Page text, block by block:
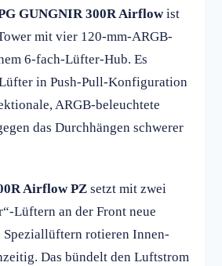
GUNGNIR 300R Airflowist
mit vier 120-mm-ARGB-
6-fach-Lüfter-Hub. Es
in Push-Pull-Konfiguration
ARGB-beleuchtete
das Durchhängen schwerer
Airflow PZ setzt mit zwei
Lüftern an der Front neue
Speziallüftern rotieren Innen-
Das bündelt den Luftstrom